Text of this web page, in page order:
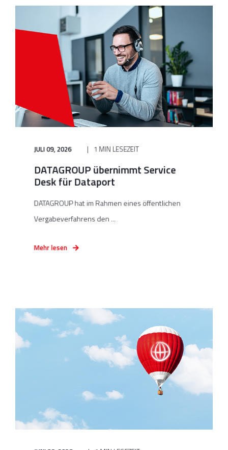
JULI 09, 2026 1 MIN LESEZEIT
DATAGROUP übernimmt Service
Desk für Dataport
DATAGROUP hat im Rahmen eines öffentlichen
Vergabeverfahrens den ...
Mehr lesen